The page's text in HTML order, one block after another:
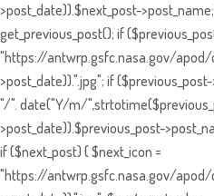
>post_date)).$next_post-
get_previous_post(); if
"https://antwrp.gsfc.nasa.gov/apod/
>post_date)).".jpg"; if
"/". date("Y/m/
>post_date)).$previous_post-
if ($next_post) { $next_icon =
"https://antwrp.gsfc.nasa.gov/